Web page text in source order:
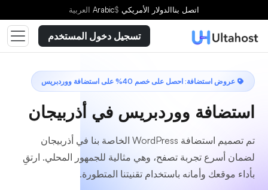
اتصل بناالدولار الأمريكي $
Arabic العربية
تسجيل دخول المستخدم
عروض استضافة: احصل على خصم 40% على استضافة ووردبريس
استضافة ووردبريس في أذربيجان
تم تصميم استضافة WordPress الخاصة بنا في أذربيجان
لضمان أسرع تجربة تصفح، وهي مثالية للجمهور المحلي. ارتقِ
بأداء موقعك وأمانه باستخدام تقنيتنا المتطورة.